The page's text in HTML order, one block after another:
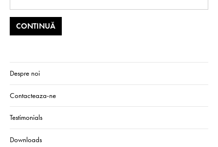
Despre noi
Contacteaza-ne
Testimonials
Downloads